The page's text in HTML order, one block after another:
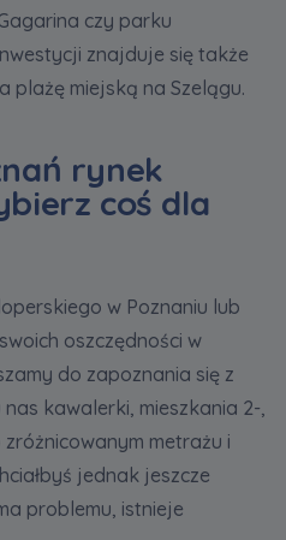
czy parku
znajduje się także
plażę miejską na Szelągu.
rynek
coś dla
w Poznaniu lub
oszczędności w
do zapoznania się z
kawalerki, mieszkania 2-,
metrażu i
jednak jeszcze
problemu, istnieje